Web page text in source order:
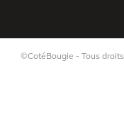
©CotéBougie - Tous